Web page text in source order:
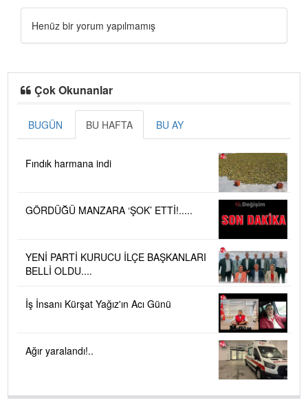
Henüz bir yorum yapılmamış
Çok Okunanlar
BUGÜN BU HAFTA BU AY
Fındık harmana indi
GÖRDÜĞÜ MANZARA ‘ŞOK’ ETTİ!.....
YENİ PARTİ KURUCU İLÇE BAŞKANLARI
BELLİ OLDU....
İş İnsanı Kürşat Yağız'ın Acı Günü
Ağır yaralandı!..